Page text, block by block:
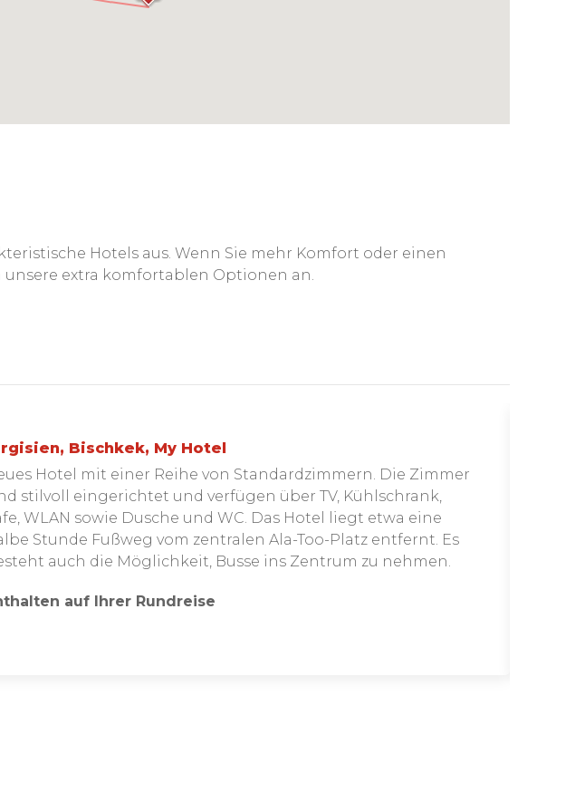
Hotels aus. Wenn Sie mehr Komfort oder einen
extra komfortablen Optionen an.
Bischkek, My Hotel
Hotel mit einer Reihe von Standardzimmern. Die Zimmer
stilvoll eingerichtet und verfügen über TV, Kühlschrank,
WLAN sowie Dusche und WC. Das Hotel liegt etwa eine
Stunde Fußweg vom zentralen Ala-Too-Platz entfernt. Es
auch die Möglichkeit, Busse ins Zentrum zu nehmen.
auf Ihrer Rundreise